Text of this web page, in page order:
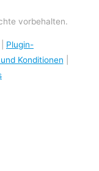
vorbehalten.
Plugin-
Konditionen